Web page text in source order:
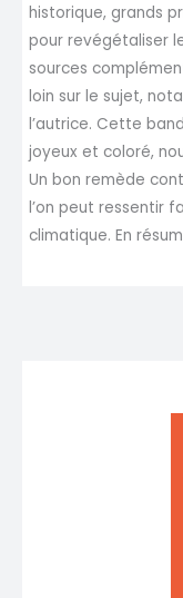
historique, grands
pour revégétaliser
sources
loin sur le sujet,
l’autrice. Cette
joyeux et coloré,
Un bon remède
l’on peut ressentir
climatique. En